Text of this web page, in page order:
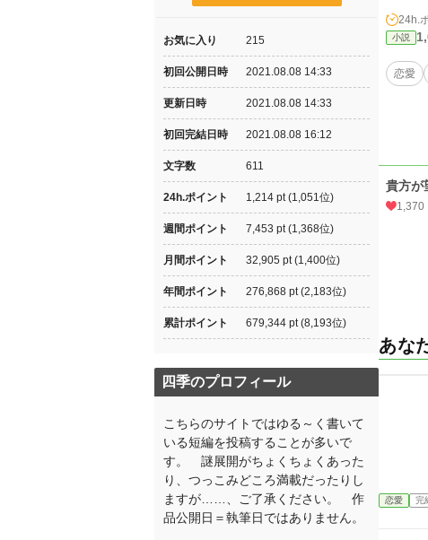
24h.
小説
恋愛
貴方が
1,370
あな
恋愛 完
お気に入り 215
初回公開日時 2021.08.08 14:33
更新日時 2021.08.08 14:33
初回完結日時 2021.08.08 16:12
文字数 611
24h.ポイント 1,214 pt (1,051位)
週間ポイント 7,453 pt (1,368位)
月間ポイント 32,905 pt (1,400位)
年間ポイント 276,868 pt (2,183位)
累計ポイント 679,344 pt (8,193位)
四季のプロフィール
こちらのサイトではゆる～く書いて
いる短編を投稿することが多いで
す。 謎展開がちょくちょくあった
り、つっこみどころ満載だったりし
ますが……、ご了承ください。 作
品公開日＝執筆日ではありません。